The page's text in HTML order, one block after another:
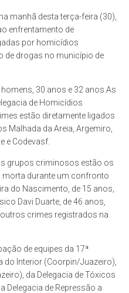
manhã desta terça-feira (30),
enfrentamento de
por homicídios
de drogas no município de
30 anos e 32 anos.As
de Homicídios
estão diretamente ligados
Malhada da Areia, Argemiro,
e Codevasf.
grupos criminosos estão os
morta durante um confronto
do Nascimento, de 15 anos,
Davi Duarte, de 46 anos,
crimes registrados na
de equipes da 17ª
do Interior (Coorpin/Juazeiro),
da Delegacia de Tóxicos
Delegacia de Repressão a